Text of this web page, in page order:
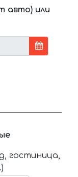
авто) или
гостиница,